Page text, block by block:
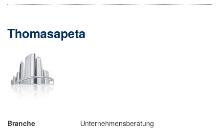
Thomasapeta
Branche
Unternehmensberatung